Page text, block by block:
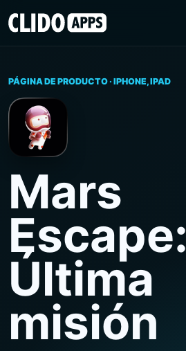
PÁGINA DE PRODUCTO · IPHONE, IPAD
Mars
Escape:
Última
misión